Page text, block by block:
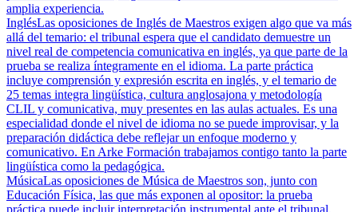
amplia experiencia.
InglésLas oposiciones de Inglés de Maestros exigen algo que va más
allá del temario: el tribunal espera que el candidato demuestre un
nivel real de competencia comunicativa en inglés, ya que parte de la
prueba se realiza íntegramente en el idioma. La parte práctica
incluye comprensión y expresión escrita en inglés, y el temario de
25 temas integra lingüística, cultura anglosajona y metodología
CLIL y comunicativa, muy presentes en las aulas actuales. Es una
especialidad donde el nivel de idioma no se puede improvisar, y la
preparación didáctica debe reflejar un enfoque moderno y
comunicativo. En Arke Formación trabajamos contigo tanto la parte
lingüística como la pedagógica.
MúsicaLas oposiciones de Música de Maestros son, junto con
Educación Física, las que más exponen al opositor: la prueba
práctica puede incluir interpretación instrumental ante el tribunal,